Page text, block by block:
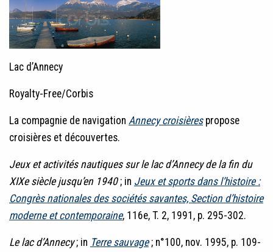
Lac d’Annecy
Royalty-Free/Corbis
La compagnie de navigation Annecy croisièrespropose
croisières et découvertes.
Jeux et activités nautiques sur le lac d’Annecy de la fin du
XIXe siècle jusqu’en 1940; in Jeux et sports dans l’histoire :
Congrès nationales des sociétés savantes, Section d’histoire
moderne et contemporaine, 116e, T. 2, 1991, p. 295-302.
Le lac d’Annecy; in Terre sauvage; n°100, nov. 1995, p. 109-